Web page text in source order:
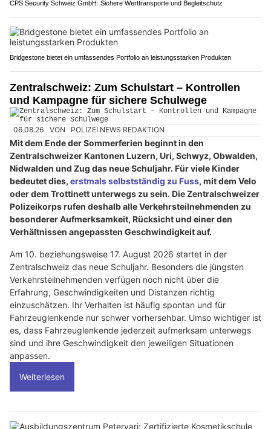
CPS Security Schweiz GmbH: Sichere Werttransporte und Begleitschutz
Bridgestone bietet ein umfassendes Portfolio an leistungsstarken Produkten
Zentralschweiz: Zum Schulstart – Kontrollen
und Kampagne für sichere Schulwege
06.08.26 VON POLIZEI.NEWS REDAKTION
Mit dem Ende der Sommerferien beginnt in den
Zentralschweizer Kantonen Luzern, Uri, Schwyz, Obwalden,
Nidwalden und Zug das neue Schuljahr. Für viele Kinder
bedeutet dies, erstmals selbstständig zu Fuss, mit dem Velo
oder dem Trottinett unterwegs zu sein. Die Zentralschweizer
Polizeikorps rufen deshalb alle Verkehrsteilnehmenden zu
besonderer Aufmerksamkeit, Rücksicht und einer den
Verhältnissen angepassten Geschwindigkeit auf.
Am 10. beziehungsweise 17. August 2026 startet in der
Zentralschweiz das neue Schuljahr. Besonders die jüngsten
Verkehrsteilnehmenden verfügen noch nicht über die
Erfahrung, Geschwindigkeiten und Distanzen richtig
einzuschätzen. Ihr Verhalten ist häufig spontan und für
Fahrzeuglenkende nur schwer vorhersehbar. Umso wichtiger ist
es, dass Fahrzeuglenkende jederzeit aufmerksam unterwegs
sind und ihre Geschwindigkeit den jeweiligen Situationen
anpassen.
Weiterlesen